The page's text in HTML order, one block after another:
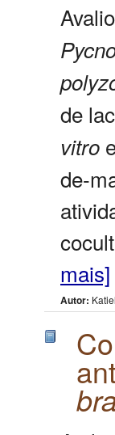
de
vitro
de-
mais]
Autor: